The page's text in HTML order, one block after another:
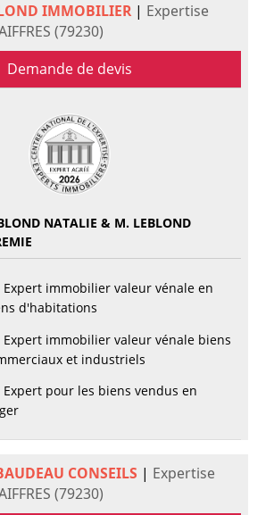
IMMOBILIER| Expertise
(79230)
Demande de devis
NATALIE & M. LEBLOND
Expert immobilier valeur vénale en
d'habitations
Expert immobilier valeur vénale biens
et industriels
Expert pour les biens vendus en
CONSEILS | Expertise
(79230)